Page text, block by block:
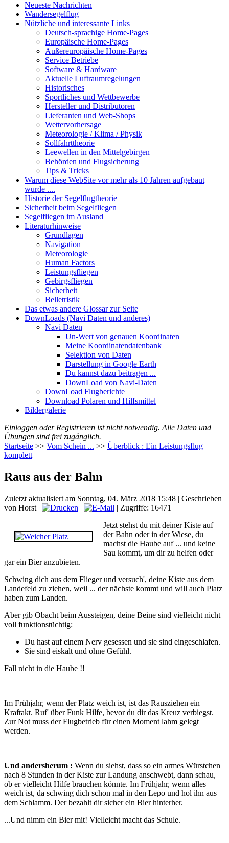
Neueste Nachrichten
Wandersegelflug
Nützliche und interessante Links
Deutsch-sprachige Home-Pages
Europäische Home-Pages
Außereuropäische Home-Pages
Service Betriebe
Software & Hardware
Aktuelle Luftraumregelungen
Historisches
Sportliches und Wettbewerbe
Hersteller und Distributoren
Lieferanten und Web-Shops
Wettervorhersage
Meteorologie / Klima / Physik
Sollfahrttheorie
Leewellen in den Mittelgebirgen
Behörden und Flugsicherung
Tips & Tricks
Warum diese WebSite vor mehr als 10 Jahren aufgebaut
wurde ....
Historie der Segelflugtheorie
Sicherheit beim Segelfliegen
Segelfliegen im Ausland
Literaturhinweise
Grundlagen
Navigation
Meteorologie
Human Factors
Leistungsfliegen
Gebirgsfliegen
Sicherheit
Belletristik
Das etwas andere Glossar zur Seite
DownLoads (Navi Daten und anderes)
Navi Daten
Un-Wert von genauen Koordinaten
Meine Koordinatendatenbank
Selektion von Daten
Darstellung in Google Earth
Du kannst dazu beitragen ...
DownLoad von Navi-Daten
DownLoad Flugberichte
Download Polaren und Hilfsmittel
Bildergalerie
Einloggen oder Registrieren ist nicht notwendig. Alle Daten und
Übungen sind frei zugänglich.
Startseite >> Vom Schein ... >> Überblick : Ein Leistungsflug
komplett
Raus aus der Bahn
Zuletzt aktualisiert am Sonntag, 04. März 2018 15:48 | Geschrieben
von Horst | |
| Zugriffe: 16471
Jetzt stehst du mit deiner Kiste auf
der Bahn oder in der Wiese, du
machst die Haube auf ... und keine
Sau kommt, um dir zu helfen oder
gar ein Bier anzubieten.
Schwing dich aus dem Flieger und versuch', deine Kiste aus dem
Landefeld zu ziehen, weil ... der nächste kommt und will auch Platz
haben zum Landen.
Aber gib Obacht beim Aussteigen, deine Beine sind vielleicht nicht
voll funktionstüchtig:
Du hast auf einem Nerv gesessen und sie sind eingeschlafen.
Sie sind eiskalt und ohne Gefühl.
Fall nicht in die Haube !!
Im Frühjahr, wenn der Platz weich ist, ist das Rausziehen ein
Kraftakt. Ruf' über Funk Hilfe, bevor du dir das Kreuz verbiegst.
Zur Not muss der Flugbetrieb für einen Moment lahm gelegt
werden.
Und andersherum : Wenn du siehst, dass so ein armes Würstchen
nach 8 Stunden in der Kiste zur Landung anschwebt, dann schau,
ob er vielleicht Hilfe brauchen könnte. Im Frühjahr, wenn alles
weich ist, da schwing dich schon mal in den Lepo und hol ihn aus
dem Schlamm. Der bezahlt dir sicher ein Bier hinterher.
...Und nimm ein Bier mit! Vielleicht macht das Schule.